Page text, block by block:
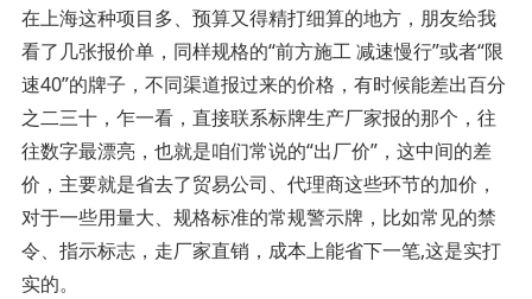
在上海这种项目多、预算又得精打细算的地方，朋友给我
看了几张报价单，同样规格的“前方施工 减速慢行”或者“限
速40”的牌子，不同渠道报过来的价格，有时候能差出百分
之二三十，乍一看，直接联系标牌生产厂家报的那个，往
往数字最漂亮，也就是咱们常说的“出厂价”，这中间的差
价，主要就是省去了贸易公司、代理商这些环节的加价，
对于一些用量大、规格标准的常规警示牌，比如常见的禁
令、指示标志，走厂家直销，成本上能省下一笔,这是实打
实的。